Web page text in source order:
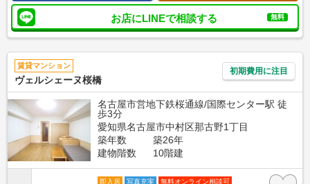
お店にLINEで相談する 無料
賃貸マンション
ヴェルシェーヌ桜橋
初期費用に注目
名古屋市営地下鉄桜通線/国際センター駅 徒
歩3分
愛知県名古屋市中村区那古野1丁目
築年数
築26年
建物階数
10階建
即入居 写真充実
無料オンライン相談可